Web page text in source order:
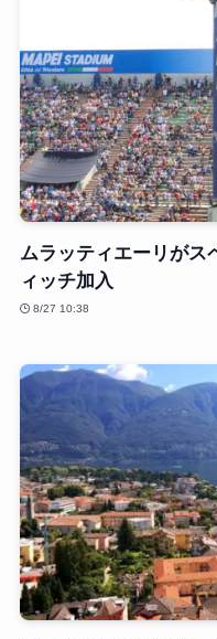
ムラッティエーリがス
ィッチ加入
8/27 10:38